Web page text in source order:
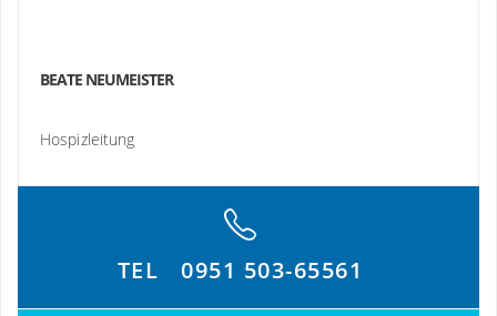
BEATE NEUMEISTER
Hospizleitung
TEL 0951 503-65561